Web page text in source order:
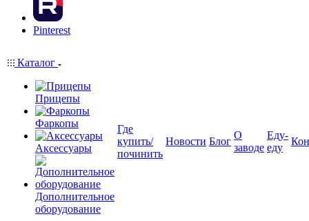
Pinterest
Каталог
Прицепы
Фаркопы
Аксессуары
Дополнительное
оборудование
Где
купить/
починить
Новости Блог
О
заводе
Еду-
еду